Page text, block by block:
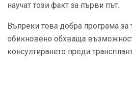
научат този факт за първи път.
Въпреки това добра програма за
обикновено обхваща
консултирането преди